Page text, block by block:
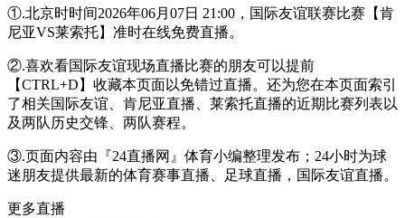
①.北京时时间2026年06月07日 21:00，国际友谊联赛比赛【肯
尼亚VS莱索托】准时在线免费直播。
②.喜欢看国际友谊现场直播比赛的朋友可以提前
【CTRL+D】收藏本页面以免错过直播。还为您在本页面索引
了相关国际友谊、肯尼亚直播、莱索托直播的近期比赛列表以
及两队历史交锋、两队赛程。
③.页面内容由『24直播网』体育小编整理发布；24小时为球
迷朋友提供最新的体育赛事直播、足球直播，国际友谊直播。
更多直播